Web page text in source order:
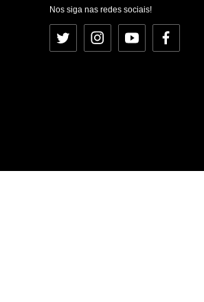
Nos siga nas redes sociais!
Twitter InstagramYouTubeFacebook